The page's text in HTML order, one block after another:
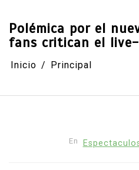
Polémica por el
fans critican el
Inicio Principal
En